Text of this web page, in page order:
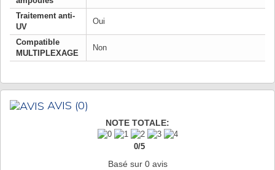
Traitement anti-
UV
Oui
Compatible
MULTIPLEXAGE
Non
AVIS (0)
NOTE TOTALE:
0/5
Basé sur 0avis